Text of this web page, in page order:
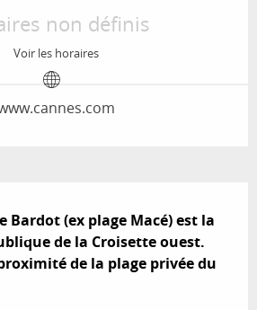
non définis
Voir les horaires
Bardot (ex plage Macé) est la
de la Croisette ouest.
de la plage privée du